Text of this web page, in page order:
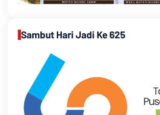
Sambut Hari Jadi Ke 625